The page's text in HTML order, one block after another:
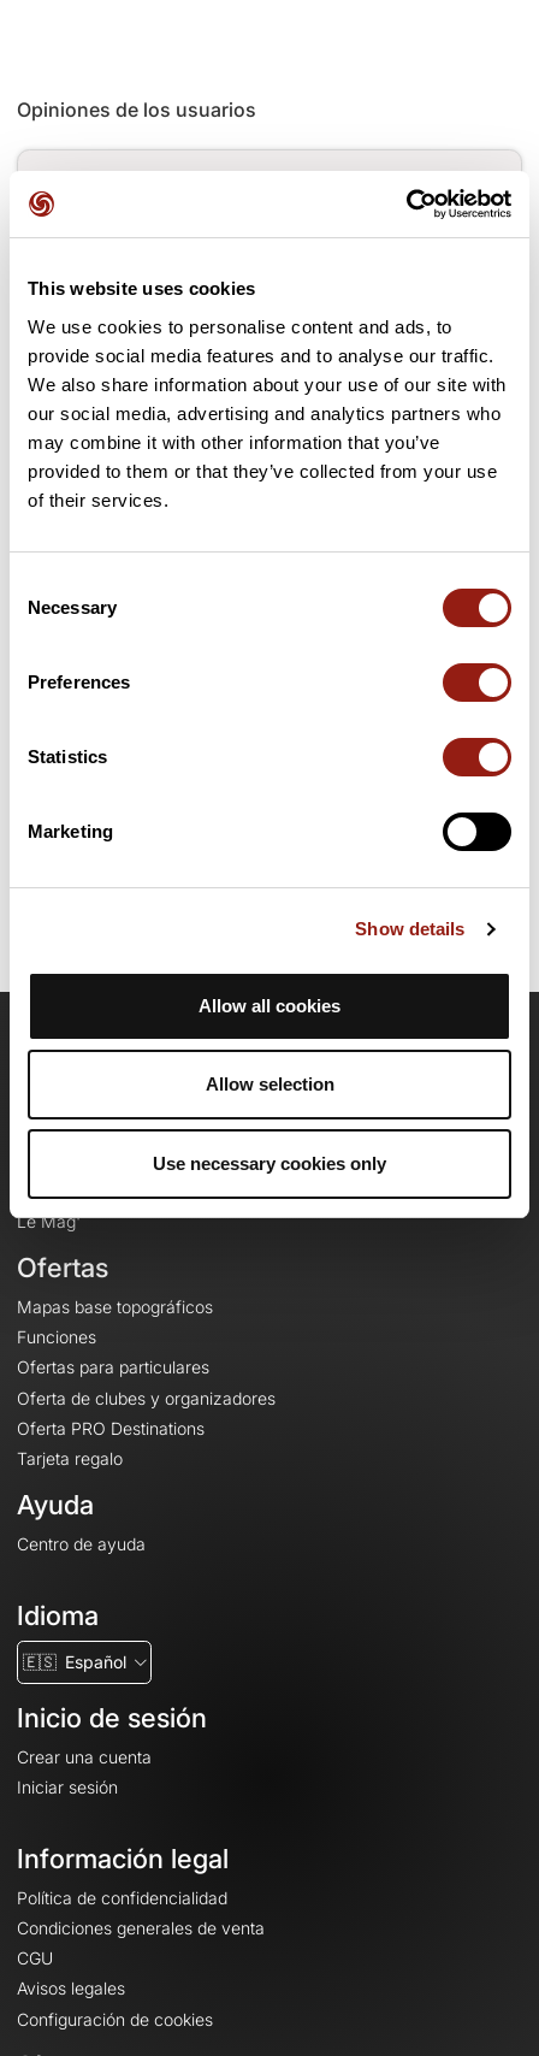
This website uses cookies
We use cookies to personalise content and ads, to
provide social media features and to analyse our traffic.
We also share information about your use of our site with
our social media, advertising and analytics partners who
may combine it with other information that you’ve
provided to them or that they’ve collected from your use
of their services.
Selection
Necessary
Preferences
Statistics
Marketing
Show details
Allow all cookies
Allow selection
Use necessary cookies only
Opiniones de los usuarios
Este recorrido aún no contiene opiniones. ¿Ya lo has
completado? ¡Deja la primera opinión!
Puertos a lo largo de la ruta
58 km
Resumen
Cagnes-sur-Mer. Este recorrido transcurre durante 63,7 km por
carreteras y 11,5 km por pistas ciclables. Presenta un desnivel
para completar esta ruta.
Fecha de creación del recorrido: 20 de marzo de 2024 7:57:25.
Última actualización de la ficha de ruta: 20 de marzo de 2024 7:57:25.
OpenRunner
Empleo
Le Mag'
Ofertas
Mapas base topográficos
Funciones
Ofertas para particulares
Oferta de clubes y organizadores
Oferta PRO Destinations
Tarjeta regalo
Ayuda
Centro de ayuda
Idioma
🇪🇸 Español
Inicio de sesión
Crear una cuenta
Iniciar sesión
Información legal
Política de confidencialidad
Condiciones generales de venta
CGU
Avisos legales
Configuración de cookies